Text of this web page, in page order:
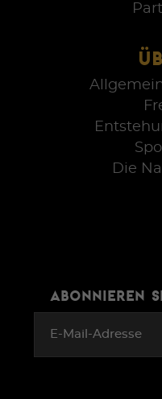
Die
ABONNIEREN
E-Mail-Adresse